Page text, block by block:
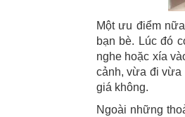
Một ưu điểm
bạn bè. Lúc đó
nghe hoặc xía
cảnh, vừa đi vừa
giá không.
Ngoài những